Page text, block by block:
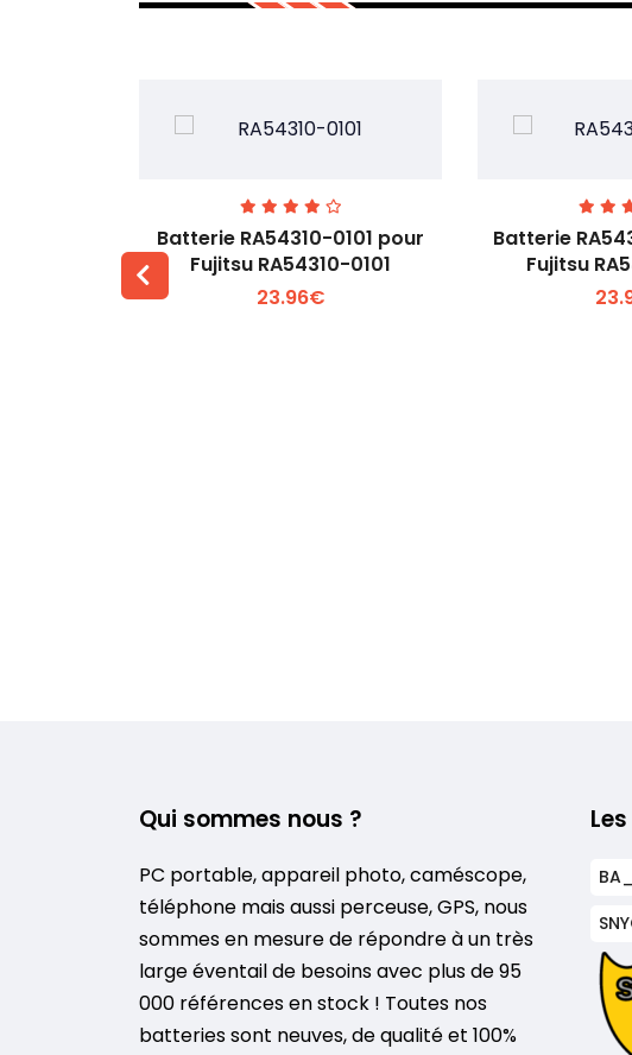
Voir plus +
Batterie RA54310-0101 pour
Fujitsu RA54310-0101
23.96€
Batterie
Fujitsu
Qui sommes nous ?
PC portable, appareil photo, caméscope,
téléphone mais aussi perceuse, GPS, nous
sommes en mesure de répondre à un très
large éventail de besoins avec plus de 95
000 références en stock ! Toutes nos
batteries sont neuves, de qualité et 100%